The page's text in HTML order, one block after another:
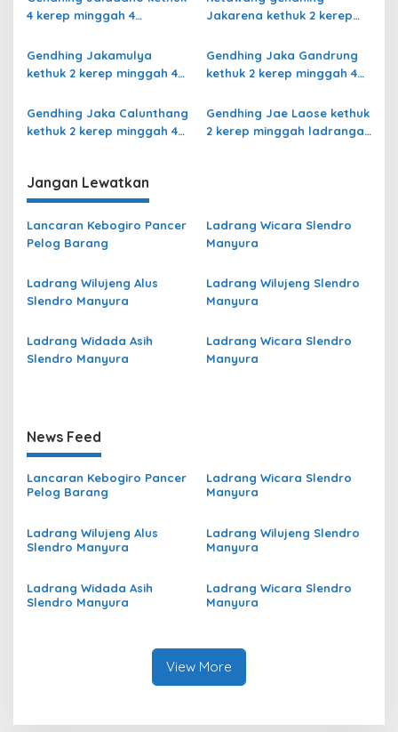
4 kerep minggah 4
Giyak-Giyak Slendro 9
Jakarena kethuk 2 kerep
Slendro 9
Gendhing Jakamulya
kethuk 2 kerep minggah 4
Slendro 9
Gendhing Jaka Gandrung
kethuk 2 kerep minggah 4
Gendhing Jaka Calunthang
kethuk 2 kerep minggah 4
9
Gendhing Jae Laose kethuk
2 kerep minggah ladrangan
Jangan Lewatkan
Lancaran Kebogiro Pancer
Pelog Barang
Ladrang Wicara Slendro
Manyura
Ladrang Wilujeng Alus
Slendro Manyura
Ladrang Wilujeng Slendro
Manyura
Ladrang Widada Asih
Slendro Manyura
Ladrang Wicara Slendro
Manyura
News Feed
Lancaran Kebogiro Pancer
Pelog Barang
Ladrang Wicara Slendro
Manyura
Ladrang Wilujeng Alus
Slendro Manyura
Ladrang Wilujeng Slendro
Manyura
Ladrang Widada Asih
Slendro Manyura
Ladrang Wicara Slendro
Manyura
View More